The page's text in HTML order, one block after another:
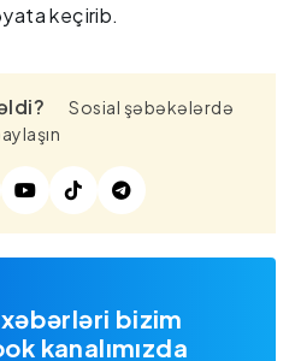
keçirib.
Sosial şəbəkələrdə
bizim
kanalımızda